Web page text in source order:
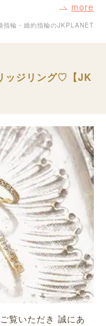
more
指輪・婚約指輪のJKPLANET
ッジリング♡【JK
覧いただき 誠にあ